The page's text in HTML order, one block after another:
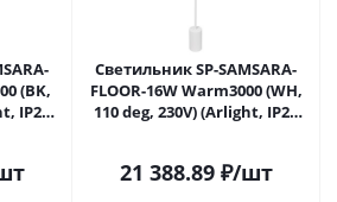
(BK,
IP20
Светильник SP-SAMSARA-
FLOOR-16W Warm3000 (WH,
110 deg, 230V) (Arlight, IP20
21 388.89₽/шт